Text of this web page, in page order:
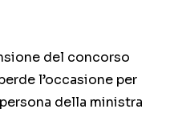
del concorso
l’occasione per
della ministra